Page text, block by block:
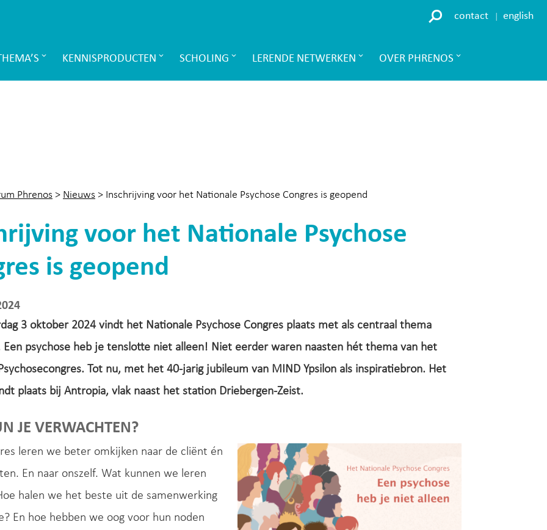
contact english
KENNISPRODUCTEN SCHOLING LERENDE NETWERKEN OVER PHRENOS
Phrenos > Nieuws > Inschrijving voor het Nationale Psychose Congres is geopend
voor het Nationale Psychose
is geopend
3 oktober 2024 vindt het Nationale Psychose Congres plaats met als centraal thema
Een psychose heb je tenslotte niet alleen! Niet eerder waren naasten hét thema van het
Tot nu, met het 40-jarig jubileum van MIND Ypsilon als inspiratiebron. Het
plaats bij Antropia, vlak naast het station Driebergen-Zeist.
JE VERWACHTEN?
leren we beter omkijken naar de cliënt én
En naar onszelf. Wat kunnen we leren
halen we het beste uit de samenwerking
En hoe hebben we oog voor hun noden